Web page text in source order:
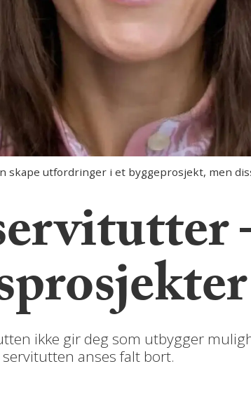
skape utfordringer i et byggeprosjekt, men
ikke gir deg som utbygger
anses falt bort.